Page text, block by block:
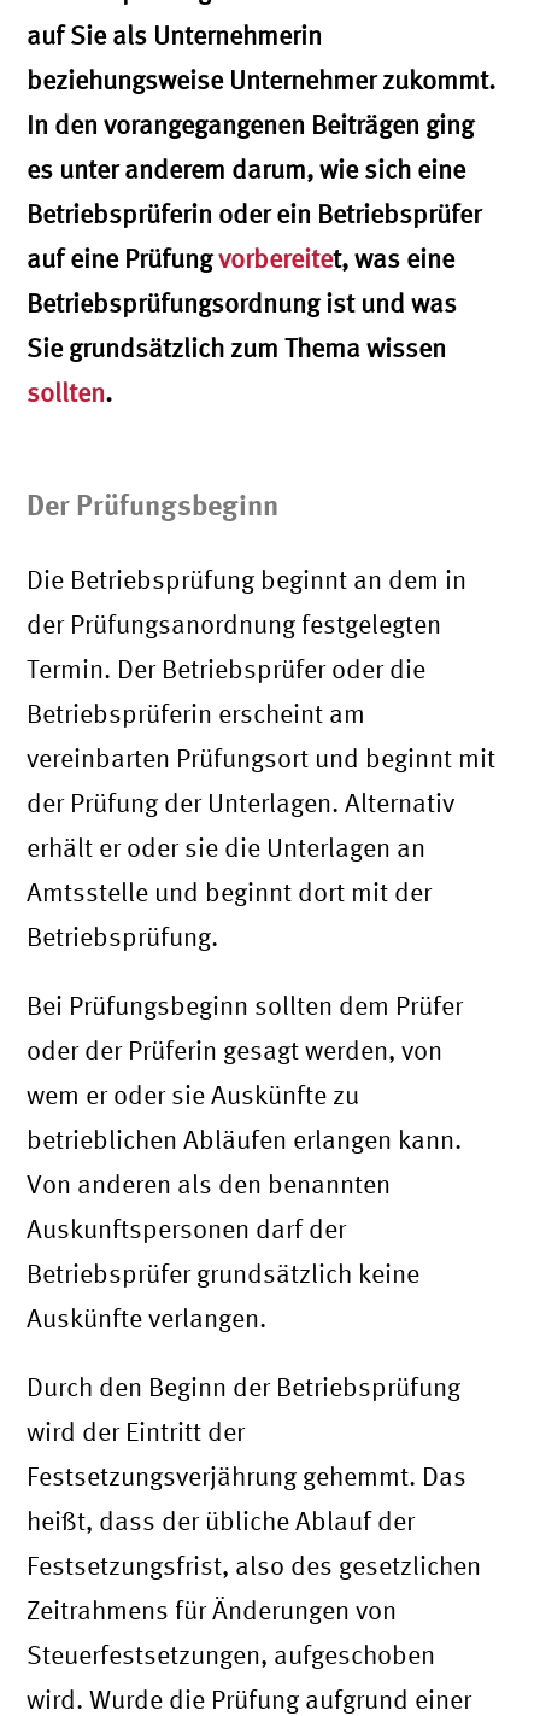
auf Sie als Unternehmerin
beziehungsweise Unternehmer zukommt.
In den vorangegangenen Beiträgen ging
es unter anderem darum, wie sich eine
Betriebsprüferin oder ein Betriebsprüfer
auf eine Prüfungvorbereitet, was eine
Betriebsprüfungsordnung ist und was
Sie grundsätzlich zum Thema wissen
sollten.
Der Prüfungsbeginn
Die Betriebsprüfung beginnt an dem in
der Prüfungsanordnung festgelegten
Termin. Der Betriebsprüfer oder die
Betriebsprüferin erscheint am
vereinbarten Prüfungsort und beginnt mit
der Prüfung der Unterlagen. Alternativ
erhält er oder sie die Unterlagen an
Amtsstelle und beginnt dort mit der
Betriebsprüfung.
Bei Prüfungsbeginn sollten dem Prüfer
oder der Prüferin gesagt werden, von
wem er oder sie Auskünfte zu
betrieblichen Abläufen erlangen kann.
Von anderen als den benannten
Auskunftspersonen darf der
Betriebsprüfer grundsätzlich keine
Auskünfte verlangen.
Durch den Beginn der Betriebsprüfung
wird der Eintritt der
Festsetzungsverjährung gehemmt. Das
heißt, dass der übliche Ablauf der
Festsetzungsfrist, also des gesetzlichen
Zeitrahmens für Änderungen von
Steuerfestsetzungen, aufgeschoben
wird. Wurde die Prüfung aufgrund einer